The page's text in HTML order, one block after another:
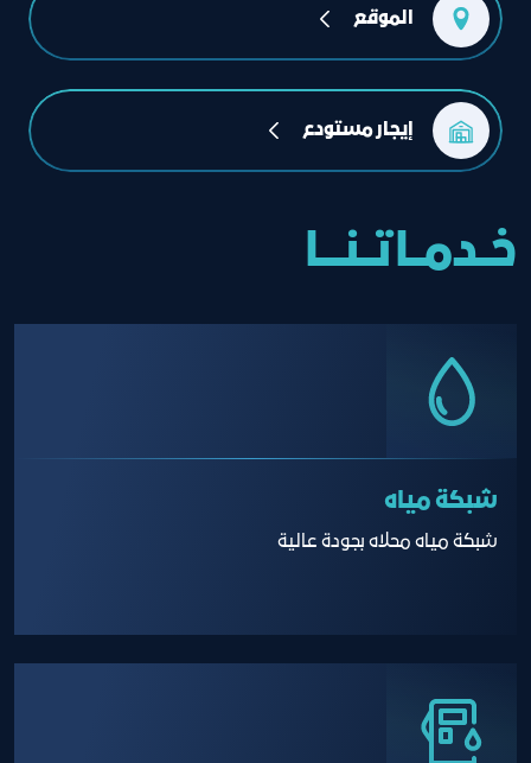
الموقع
إيجار مستودع
خــدمــاتــنــــا
شبكة مياه
شبكة مياه محلاه بجودة عالية